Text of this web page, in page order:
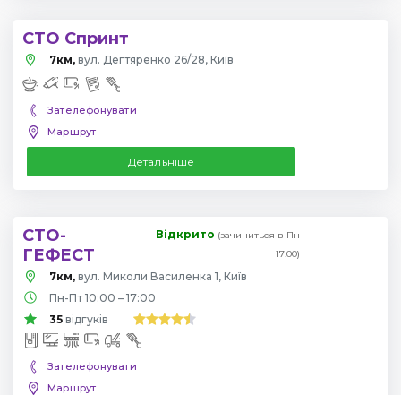
СТО Спринт
7км, вул. Дегтяренко 26/28, Київ
Зателефонувати
Маршрут
Детальніше
СТО-
ГЕФЕСТ
Відкрито (зачиниться в Пн
17:00)
7км, вул. Миколи Василенка 1, Київ
Пн-Пт 10:00 – 17:00
35 відгуків
Зателефонувати
Маршрут